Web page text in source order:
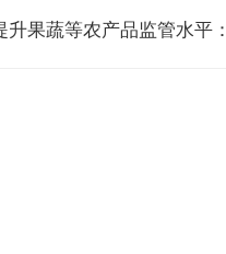
升果蔬等农产品监管水平